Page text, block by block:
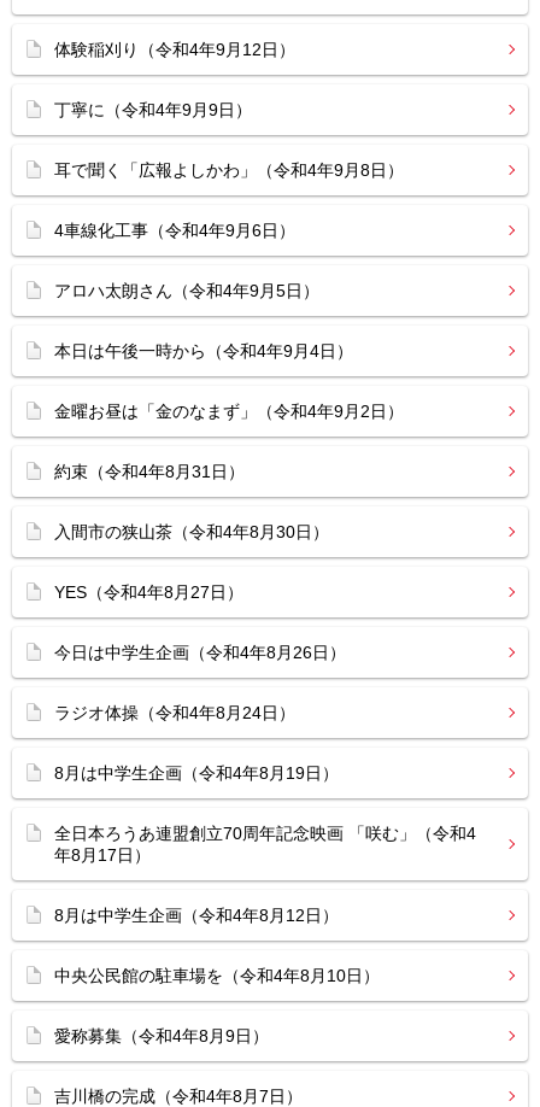
体験稲刈り（令和4年9月12日）
丁寧に（令和4年9月9日）
耳で聞く「広報よしかわ」（令和4年9月8日）
4車線化工事（令和4年9月6日）
アロハ太朗さん（令和4年9月5日）
本日は午後一時から（令和4年9月4日）
金曜お昼は「金のなまず」（令和4年9月2日）
約束（令和4年8月31日）
入間市の狭山茶（令和4年8月30日）
YES（令和4年8月27日）
今日は中学生企画（令和4年8月26日）
ラジオ体操（令和4年8月24日）
8月は中学生企画（令和4年8月19日）
全日本ろうあ連盟創立70周年記念映画 「咲む」（令和4
年8月17日）
8月は中学生企画（令和4年8月12日）
中央公民館の駐車場を（令和4年8月10日）
愛称募集（令和4年8月9日）
吉川橋の完成（令和4年8月7日）